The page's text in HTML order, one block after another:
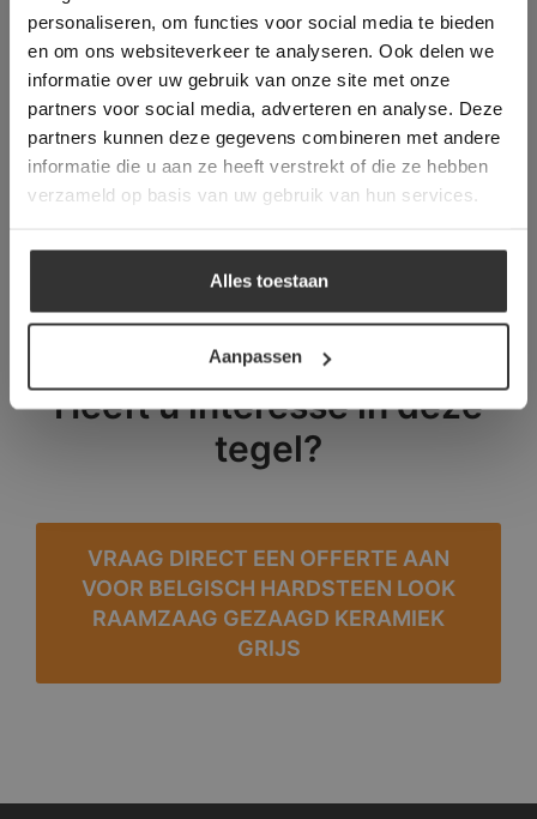
personaliseren, om functies voor social media te bieden
en om ons websiteverkeer te analyseren. Ook delen we
informatie over uw gebruik van onze site met onze
partners voor social media, adverteren en analyse. Deze
partners kunnen deze gegevens combineren met andere
informatie die u aan ze heeft verstrekt of die ze hebben
verzameld op basis van uw gebruik van hun services.
Alles toestaan
Aanpassen
Heeft u interesse in deze
tegel?
VRAAG DIRECT EEN OFFERTE AAN
VOOR BELGISCH HARDSTEEN LOOK
RAAMZAAG GEZAAGD KERAMIEK
GRIJS
Deze website gebruikt cookies om de
gebruikerservaring te verbeteren. Door
gebruik te maken van onze website geeft u
toestemming voor alle cookies in
overeenstemming met ons cookiebeleid.Lees
verder
ALLES ACCEPTEREN
ALLES AFWIJZEN
DETAILS WEERGEVEN